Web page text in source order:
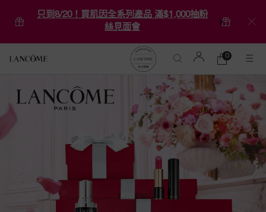
只到8/20！買肌因全系列產品 滿$1,000抽粉
絲見面會
購
車
0
0 product in